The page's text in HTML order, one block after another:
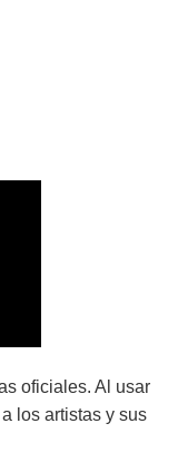
oficiales. Al usar
los artistas y sus